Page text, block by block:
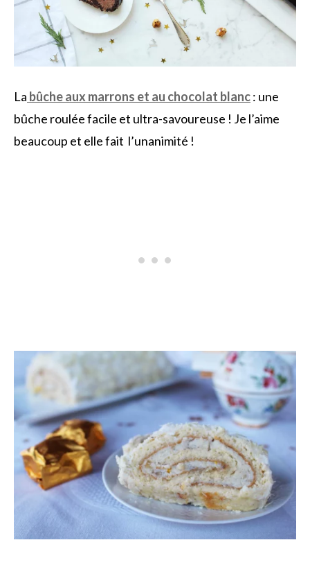
La bûche aux marrons et au chocolat blanc: une
bûche roulée facile et ultra-savoureuse ! Je l’aime
beaucoup et elle fait l’unanimité !